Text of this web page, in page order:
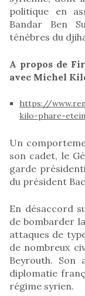
politique en
Bandar Ben
ténèbres du
A propos de
avec Michel
https://
kilo-phare-
Un
son cadet, le
garde
du président
En désaccord
de bombarder
attaques de
de nombreux
Beyrouth. Son
diplomatie
régime syrien.